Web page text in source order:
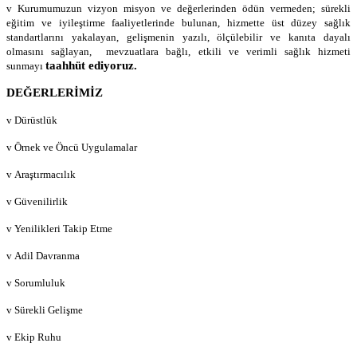
v Kurumumuzun vizyon misyon ve değerlerinden ödün vermeden; sürekli
eğitim ve iyileştirme faaliyetlerinde bulunan, hizmette üst düzey sağlık
standartlarını yakalayan, gelişmenin yazılı, ölçülebilir ve kanıta dayalı
olmasını sağlayan, mevzuatlara bağlı, etkili ve verimli sağlık hizmeti
sunmayı taahhüt ediyoruz.
DEĞERLERİMİZ
v Dürüstlük
v Örnek ve Öncü Uygulamalar
v Araştırmacılık
v Güvenilirlik
v Yenilikleri Takip Etme
v Adil Davranma
v Sorumluluk
v Sürekli Gelişme
v Ekip Ruhu